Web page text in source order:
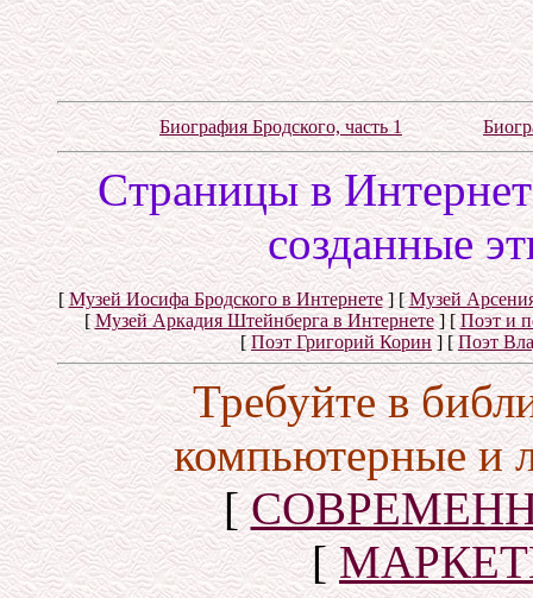
Биография Бродского, часть 1
Cтраницы в
созданные
[Музей Иосифа Бродского в Интернете] [Музей
[Музей Аркадия Штейнберга в Интернете] [Поэт и
[Поэт Григорий Корин ] [Поэт
Требуйте в
компьютерные и
[
[